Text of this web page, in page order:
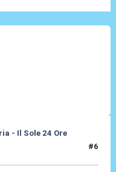
- Il Sole 24 Ore
#6